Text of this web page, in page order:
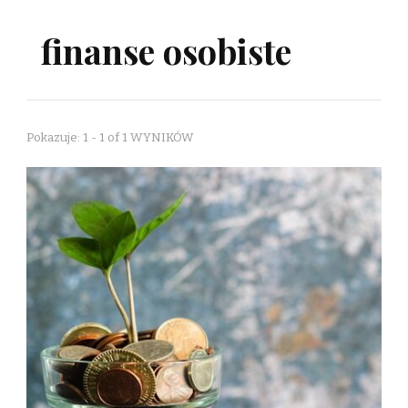
finanse osobiste
Pokazuje: 1 - 1 of 1 WYNIKÓW